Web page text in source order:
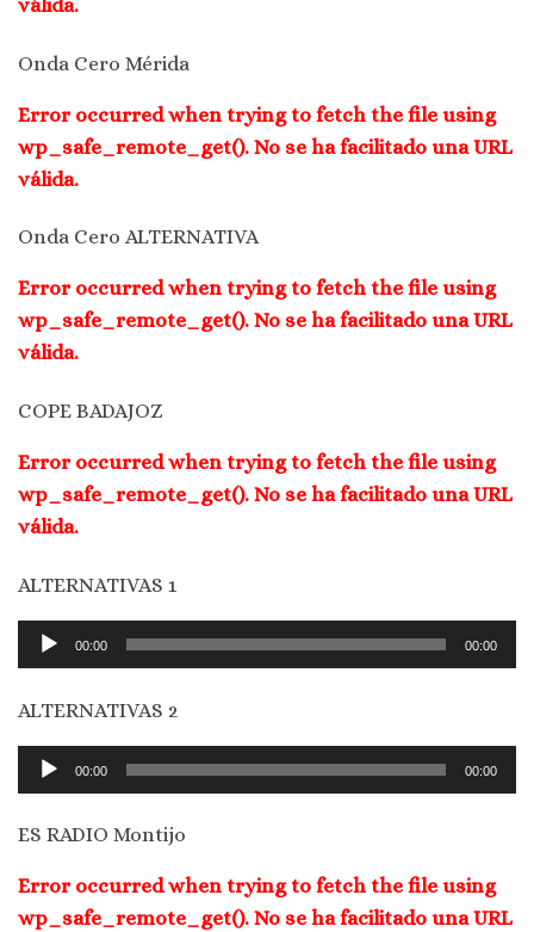
Onda Cero Mérida
Error occurred when trying to fetch the file using
wp_safe_remote_get(). No se ha facilitado una URL
válida.
Onda Cero ALTERNATIVA
Error occurred when trying to fetch the file using
wp_safe_remote_get(). No se ha facilitado una URL
válida.
COPE BADAJOZ
Error occurred when trying to fetch the file using
wp_safe_remote_get(). No se ha facilitado una URL
válida.
ALTERNATIVAS 1
Reproductor
de
audio
00:00 00:00
ALTERNATIVAS 2
Reproductor
de
audio
00:00 00:00
ES RADIO Montijo
Error occurred when trying to fetch the file using
wp_safe_remote_get(). No se ha facilitado una URL